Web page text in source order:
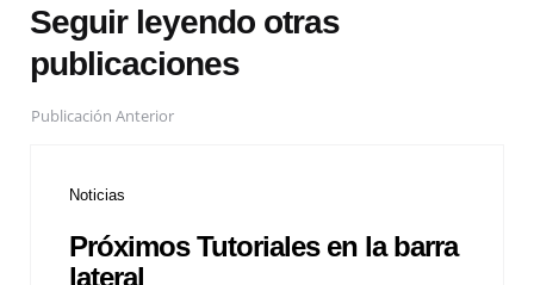
Seguir leyendo otras
publicaciones
Publicación Anterior
Noticias
Próximos Tutoriales en la barra
lateral